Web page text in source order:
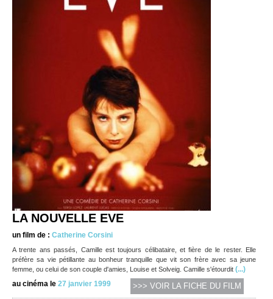
LA NOUVELLE EVE
un film de : Catherine Corsini
A trente ans passés, Camille est toujours célibataire, et fière de le rester. Elle
préfère sa vie pétillante au bonheur tranquille que vit son frère avec sa jeune
femme, ou celui de son couple d'amies, Louise et Solveig. Camille s'étourdit (...)
au cinéma le 27 janvier 1999 >>> VOIR LA FICHE DU FILM